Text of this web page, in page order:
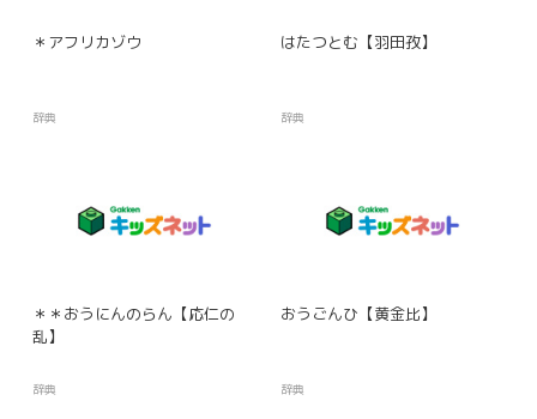
＊アフリカゾウ
辞典
はたつとむ【羽田孜】
辞典
＊＊おうにんのらん【応仁の
乱】
辞典
おうごんひ【黄金比】
辞典